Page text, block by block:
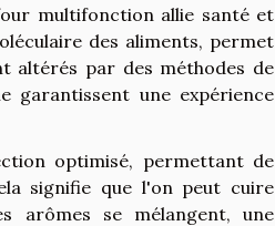
multifonction allie santé et
des aliments, permet
altérés par des méthodes de
garantissent une expérience
optimisé, permettant de
signifie que l'on peut cuire
arômes se mélangent, une